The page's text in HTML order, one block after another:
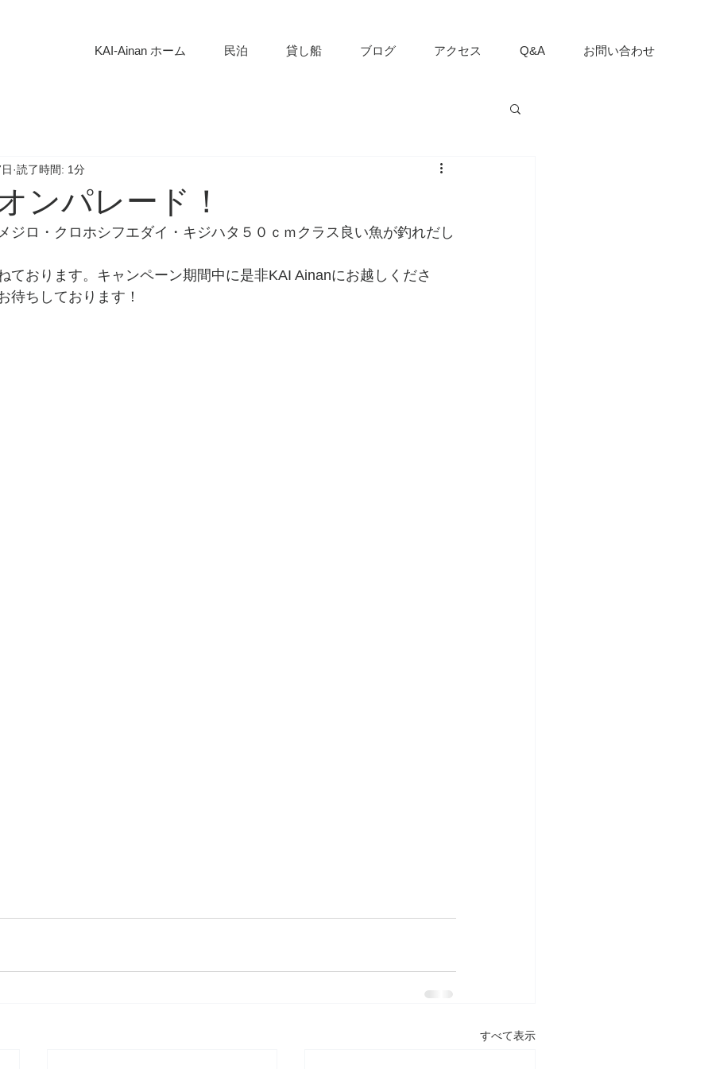
KAI-Ainan ホーム 民泊 貸し船 ブログ アクセス Q&A お問い合わせ
ンパレード！
読了時間: 1分
ジロ・クロホシフエダイ・キジハタ５０ｃｍクラス良い魚が釣れだし
ております。キャンペーン期間中に是非KAI Ainanにお越しくださ
待ちしております！
すべて表示